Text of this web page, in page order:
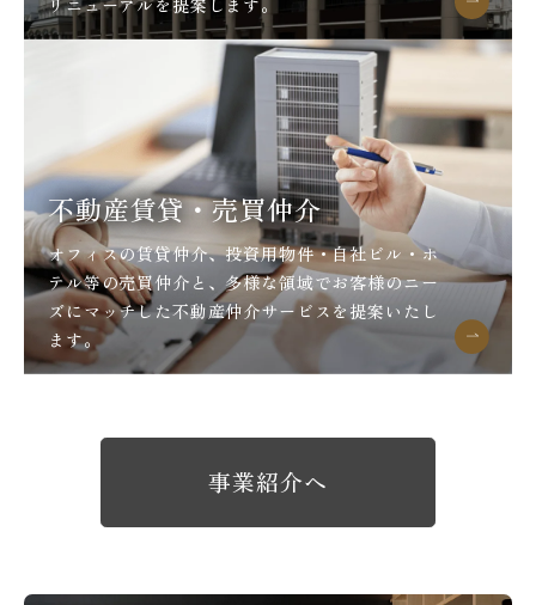
不動産賃貸・売買仲介
オフィスの賃貸仲介、投資用物件・自社ビル・ホ
テル等の売買仲介と、多様な領域でお客様のニー
ズにマッチした不動産仲介サービスを提案いたし
ます。
事業紹介へ